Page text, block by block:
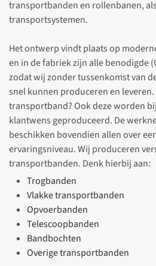
transportbanden en rollenbanen,
transportsystemen.
Het ontwerp vindt plaats op
en in de fabriek zijn alle benodigde
zodat wij zonder tussenkomst van
snel kunnen produceren en leveren.
transportband? Ook deze worden
klantwens geproduceerd. De
beschikken bovendien allen over
ervaringsniveau. Wij produceren
transportbanden. Denk hierbij aan:
Trogbanden
Vlakke transportbanden
Opvoerbanden
Telescoopbanden
Bandbochten
Overige transportbanden